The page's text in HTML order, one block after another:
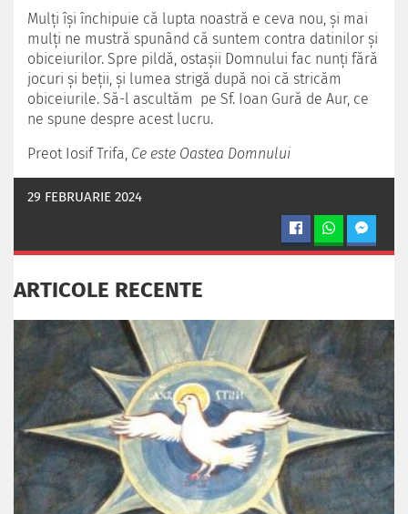
Mulţi îşi închipuie că lupta noastră e ceva nou, şi mai
mulţi ne mustră spunând că suntem contra datinilor şi
obiceiurilor. Spre pildă, ostaşii Domnului fac nunţi fără
jocuri şi beţii, şi lumea strigă după noi că stricăm
obiceiurile. Să-l ascultăm pe Sf. Ioan Gură de Aur, ce
ne spune despre acest lucru.
Preot Iosif Trifa, Ce este Oastea Domnului
29 FEBRUARIE 2024
ARTICOLE RECENTE